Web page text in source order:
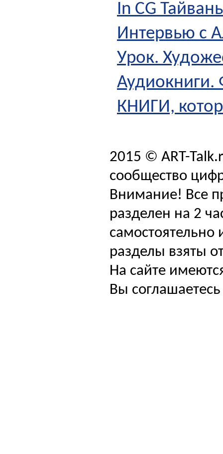
In CG
Интервью с
Урок.
Аудиокниги.
КНИГИ,
2015 © ART-
сообщество
Внимание! Все
разделен на 2
самостоятельно
разделы взяты
На сайте
Вы